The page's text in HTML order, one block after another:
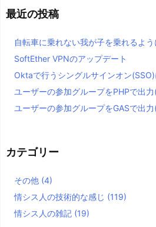
最近の投稿
自転車に乗れない我が子を乗れるよう
SoftEther VPNのアップデート
Oktaで行うシングルサインオン(SSO)
ユーザーの参加グループをPHPで出
ユーザーの参加グループをGASで出
カテゴリー
その他 (4)
情シス人の技術的な感じ (119)
情シス人の雑記 (19)